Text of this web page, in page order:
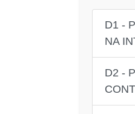
D1 -
NA
D2 -